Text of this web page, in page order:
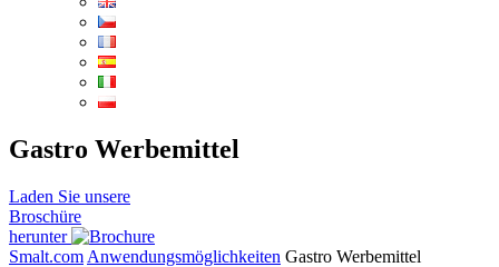
Gastro Werbemittel
Laden Sie unsere
Broschüre
herunter
Smalt.com Anwendungs­­möglichkeiten Gastro Werbemittel